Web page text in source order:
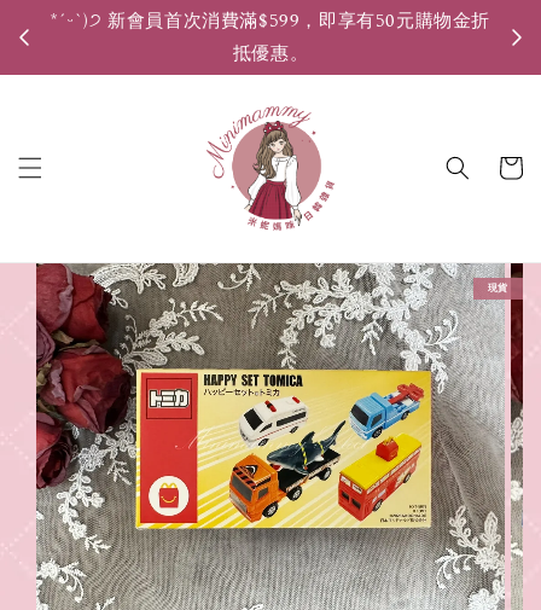
*ˊᵕˋ)੭ 新會員首次消費滿$599，即享有50元購物金折
抵優惠。
現貨